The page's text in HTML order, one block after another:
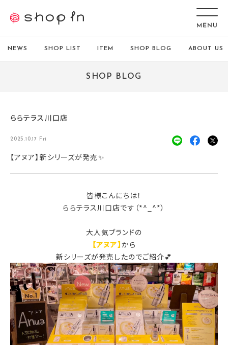
NEWS SHOP LIST ITEM SHOP BLOG ABOUT US
SHOP BLOG
ららテラス川口店
2025.10.17 Fri
【アヌア】新シリーズが発売✨
皆様こんにちは！
ららテラス川口店です（*^_^*）
大人気ブランドの
【アヌア】から
新シリーズが発売したのでご紹介💕